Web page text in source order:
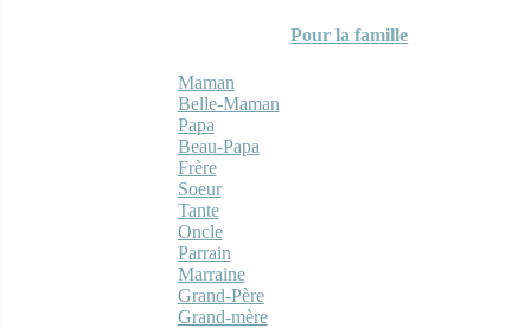
Pour la famille
Maman
Belle-Maman
Papa
Beau-Papa
Frère
Soeur
Tante
Oncle
Parrain
Marraine
Grand-Père
Grand-mère